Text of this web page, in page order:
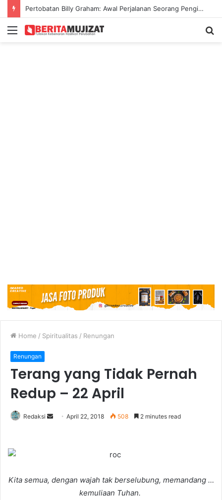
Pertobatan Billy Graham: Awal Perjalanan Seorang Penginjil Dunia
Menu
Home / Spiritualitas / Renungan
Renungan
Terang yang Tidak Pernah
Redup – 22 April
Redaksi
n
April 22, 2018 508 2 minutes read
Kita semua, dengan wajah tak berselubung, memandang …
kemuliaan Tuhan.